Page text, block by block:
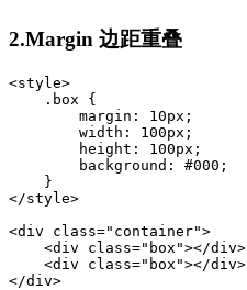
2.Margin 边距重叠
<style>
    .box {
        margin: 10px;
        width: 100px;
        height: 100px;
        background: #000;
    }
</style>
<div class="container">
    <div class="box"></div>
    <div class="box"></div>
</div>